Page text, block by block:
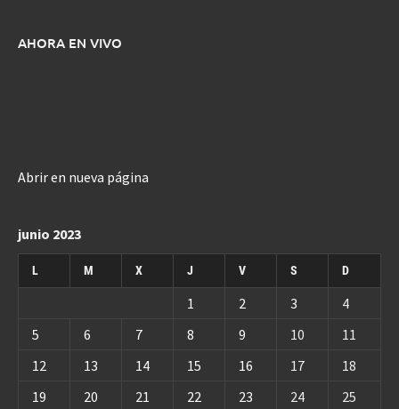
AHORA EN VIVO
Abrir en nueva página
junio 2023
L M X J V S D
1 2 3
4
5
6 7 8 9 10
11
12
13 14 15 16 17
18
19
20 21 22 23 24 25